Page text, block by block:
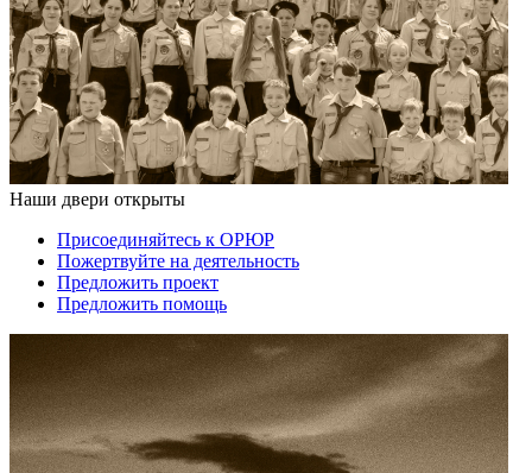
Наши двери открыты
Присоединяйтесь к ОРЮР
Пожертвуйте на деятельность
Предложить проект
Предложить помощь